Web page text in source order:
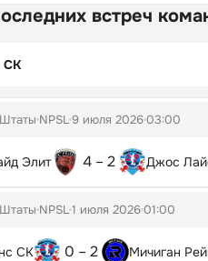
встреч
СК
NPSL9 июля 202603:00
Элит 4 – 2 Джос
NPSL1 июля 202601:00
СК 0 – 2 Мичиган